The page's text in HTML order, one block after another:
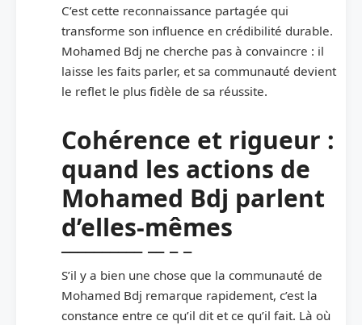
C’est cette reconnaissance partagée qui
transforme son influence en crédibilité durable.
Mohamed Bdj ne cherche pas à convaincre : il
laisse les faits parler, et sa communauté devient
le reflet le plus fidèle de sa réussite.
Cohérence et rigueur :
quand les actions de
Mohamed Bdj parlent
d’elles-mêmes
S’il y a bien une chose que la communauté de
Mohamed Bdj remarque rapidement, c’est la
constance entre ce qu’il dit et ce qu’il fait. Là où